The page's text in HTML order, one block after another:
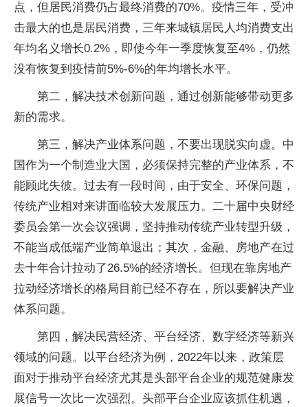
点，但居民消费仍占最终消费的70%。疫情三年，受冲
击最大的也是居民消费，三年来城镇居民人均消费支出
年均名义增长0.2%，即使今年一季度恢复至4%，仍然
没有恢复到疫情前5%-6%的年均增长水平。
第二，解决技术创新问题，通过创新能够带动更多
新的需求。
第三，解决产业体系问题，不要出现脱实向虚。中
国作为一个制造业大国，必须保持完整的产业体系，不
能顾此失彼。过去有一段时间，由于安全、环保问题，
传统产业相对来讲面临较大发展压力。二十届中央财经
委员会第一次会议强调，坚持推动传统产业转型升级，
不能当成低端产业简单退出；其次，金融、房地产在过
去十年合计拉动了26.5%的经济增长。但现在靠房地产
拉动经济增长的格局目前已经不存在，所以要解决产业
体系问题。
第四，解决民营经济、平台经济、数字经济等新兴
领域的问题。以平台经济为例，2022年以来，政策层
面对于推动平台经济尤其是头部平台企业的规范健康发
展信号一次比一次强烈。头部平台企业应该抓住机遇，